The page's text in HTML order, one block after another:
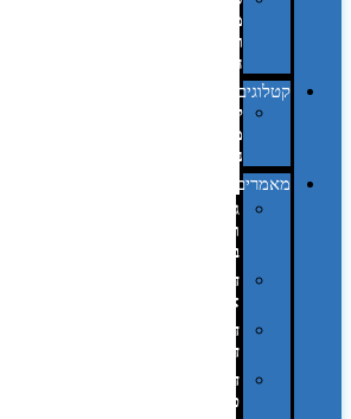
מחשב
וציוד
היקפי
קטלוגים
קטלוג
מוצרי
נייר
מאמרים
גימורים
והשבחות
בדפוס
דפוס
אופסט
דפוס
דיגיטלי
דפוס
טמפון